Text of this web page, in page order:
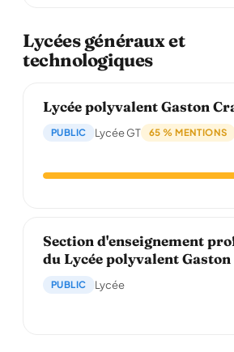
Lycées généraux et
technologiques
Lycée polyvalent Gaston
PUBLIC Lycée GT 65 % MENTIONS
Section d'enseignement
du Lycée polyvalent
PUBLIC Lycée